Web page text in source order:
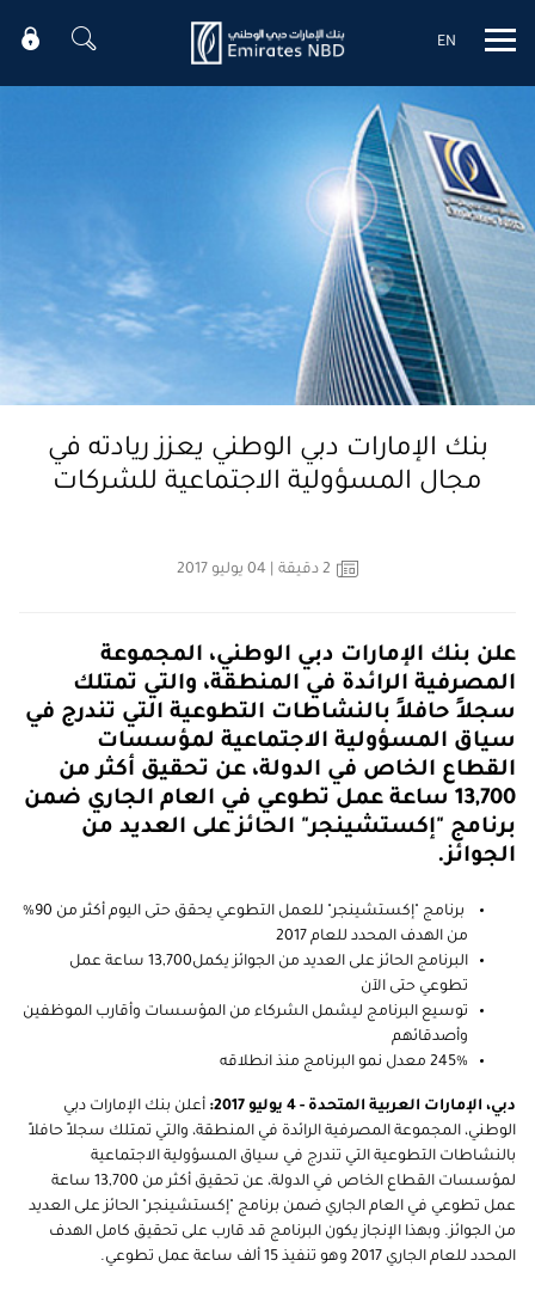
Mobile menu
EN
بنك الإمارات دبي الوطني يعزز ريادته في
مجال المسؤولية الاجتماعية للشركات
2 دقيقة
علن بنك الإمارات دبي الوطني، المجموعة
المصرفية الرائدة في المنطقة، والتي تمتلك
سجلاً حافلاً بالنشاطات التطوعية التي تندرج في
سياق المسؤولية الاجتماعية لمؤسسات
القطاع الخاص في الدولة، عن تحقيق أكثر من
13,700 ساعة عمل تطوعي في العام الجاري ضمن
برنامج "إكستشينجر" الحائز على العديد من
الجوائز.
برنامج "إكستشينجر" للعمل التطوعي يحقق حتى اليوم أكثر من 90%
من الهدف المحدد للعام 2017
البرنامج الحائز على العديد من الجوائز يكمل13,700 ساعة عمل
تطوعي حتى الآن
توسيع البرنامج ليشمل الشركاء من المؤسسات وأقارب الموظفين
وأصدقائهم
245% معدل نمو البرنامج منذ انطلاقه
دبي، الإمارات العربية المتحدة - 4 يوليو 2017:
أعلن بنك الإمارات دبي
الوطني، المجموعة المصرفية الرائدة في المنطقة، والتي تمتلك سجلاً حافلاً
بالنشاطات التطوعية التي تندرج في سياق المسؤولية الاجتماعية
لمؤسسات القطاع الخاص في الدولة، عن تحقيق أكثر من 13,700 ساعة
عمل تطوعي في العام الجاري ضمن برنامج "إكستشينجر" الحائز على العديد
من الجوائز. وبهذا الإنجاز يكون البرنامج قد قارب على تحقيق كامل الهدف
المحدد للعام الجاري 2017 وهو تنفيذ 15 ألف ساعة عمل تطوعي.